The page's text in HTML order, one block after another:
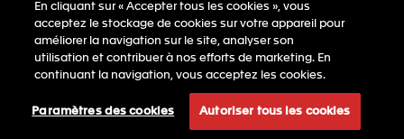
TAG Heuer Link
TAG Heuer Connected
TAG Heuer Eyewear
Espace presse
Chronométrage professionnel
Carrière
FAQ
Service client
Garantie
Boutique: nos actions
Conditions générales
Politique de confidentialité
Conditions d'utilisation
Politique en matière de droits humains
© TAG Heuer une division de LVMH Swiss
En cliquant sur « Accepter tous les cookies », vous
acceptez le stockage de cookies sur votre appareil pour
améliorer la navigation sur le site, analyser son
utilisation et contribuer à nos efforts de marketing. En
continuant la navigation, vous acceptez les cookies.
Paramètres des cookies Autoriser tous les cookies